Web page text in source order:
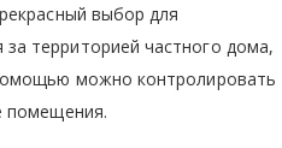
выбор для
территорией частного дома,
можно контролировать
помещения.